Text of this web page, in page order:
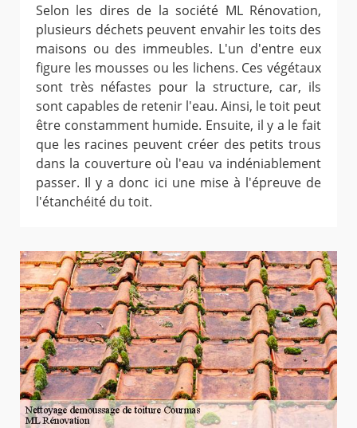
Selon les dires de la société ML Rénovation,
plusieurs déchets peuvent envahir les toits des
maisons ou des immeubles. L'un d'entre eux
figure les mousses ou les lichens. Ces végétaux
sont très néfastes pour la structure, car, ils
sont capables de retenir l'eau. Ainsi, le toit peut
être constamment humide. Ensuite, il y a le fait
que les racines peuvent créer des petits trous
dans la couverture où l'eau va indéniablement
passer. Il y a donc ici une mise à l'épreuve de
l'étanchéité du toit.